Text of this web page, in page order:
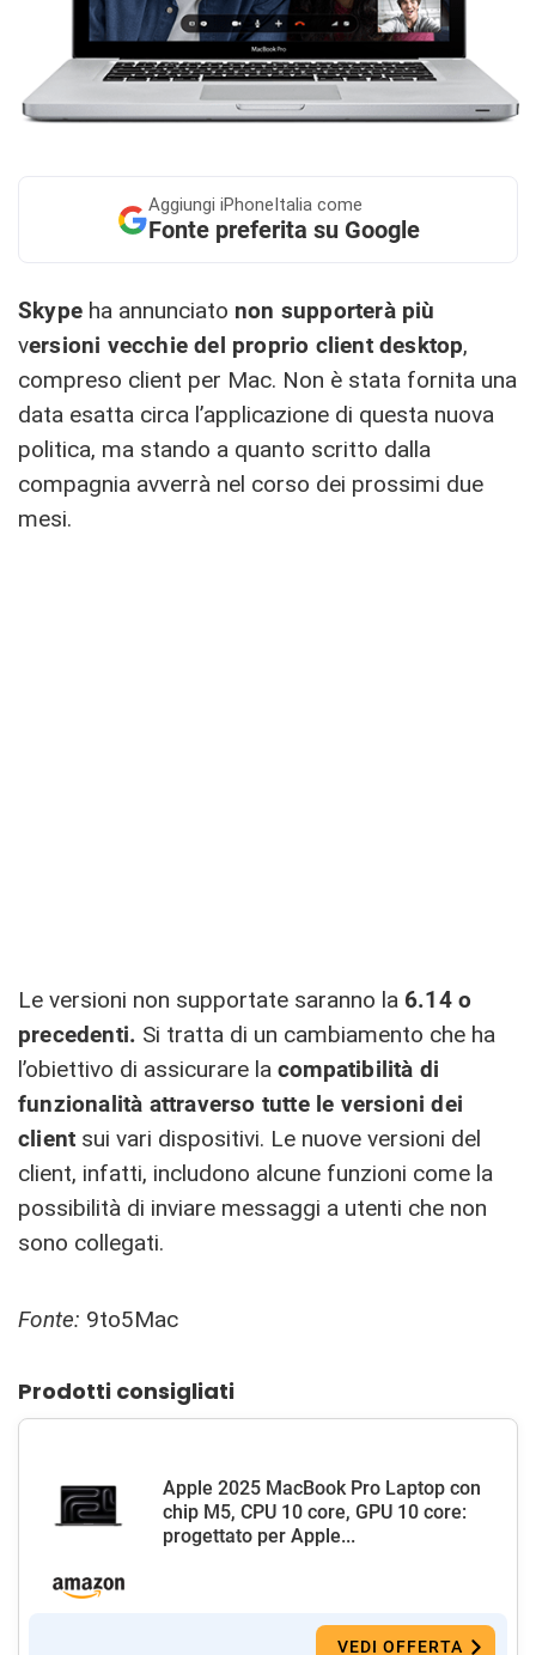
Aggiungi iPhoneItalia come
Fonte preferita su Google
Skype ha annunciato non supporterà più
versioni vecchie del proprio client desktop,
compreso client per Mac. Non è stata fornita una
data esatta circa l’applicazione di questa nuova
politica, ma stando a quanto scritto dalla
compagnia avverrà nel corso dei prossimi due
mesi.
Le versioni non supportate saranno la 6.14 o
precedenti. Si tratta di un cambiamento che ha
l’obiettivo di assicurare la compatibilità di
funzionalità attraverso tutte le versioni dei
client sui vari dispositivi. Le nuove versioni del
client, infatti, includono alcune funzioni come la
possibilità di inviare messaggi a utenti che non
sono collegati.
Fonte: 9to5Mac
Prodotti consigliati
Apple 2025 MacBook Pro Laptop con
chip M5, CPU 10 core, GPU 10 core:
progettato per Apple...
VEDI OFFERTA